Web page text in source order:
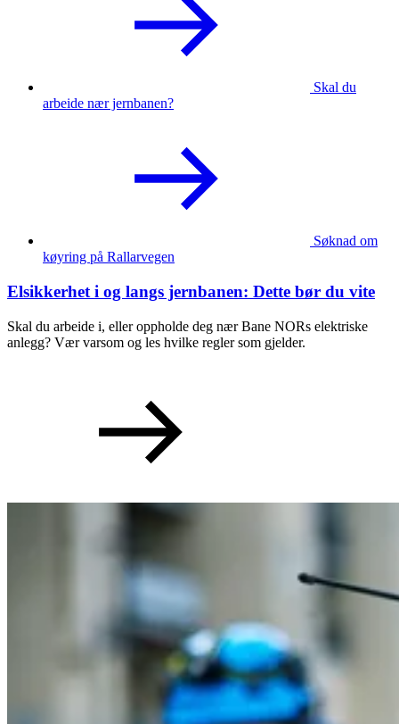
Skal du
arbeide nær jernbanen?
Søknad om
køyring på Rallarvegen
Elsikkerhet i og langs jernbanen: Dette bør du vite
Skal du arbeide i, eller oppholde deg nær Bane NORs elektriske
anlegg? Vær varsom og les hvilke regler som gjelder.